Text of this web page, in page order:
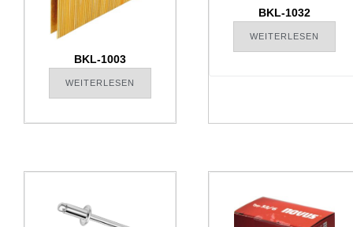
BKL-1003
WEITERLESEN
BKL-1032
WEITERLESEN